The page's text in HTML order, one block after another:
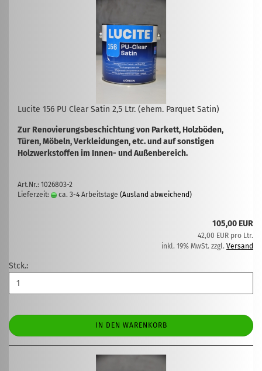
Lucite 156 PU Clear Satin 2,5 Ltr. (ehem. Parquet Satin)
Zur Renovierungsbeschichtung von Parkett, Holzböden,
Türen, Möbeln, Verkleidungen, etc. und auf sonstigen
Holzwerkstoffen im Innen- und Außenbereich.
Art.Nr.: 1026803-2
Lieferzeit:
ca. 3-4 Arbeitstage (Ausland abweichend)
105,00 EUR
42,00 EUR pro Ltr.
inkl. 19% MwSt. zzgl. Versand
Stck.:
IN DEN WARENKORB